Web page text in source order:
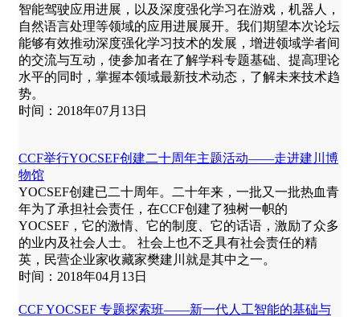
智能驾驶应用进展，以及深度强化学习在游戏，机器人，
自然语言处理等领域的应用进展展开。我们期望本次论坛
能够有效推动深度强化学习技术的发展，增进领域学者间
的交流与互动，使参加者在了解学科专题基础、提高理论
水平的同时，掌握本领域最新技术动态，了解未来技术趋
势。
时间：2018年07月13日
CCF举行YOCSEF创建二十周年主题活动——走进建川博
物馆
YOCSEF创建已二十周年。二十年来，一批又一批热血青
年为了承担社会责任，在CCF创建了独树一帜的
YOCSEF，它的激情、它的制度、它的话语，激励了众多
的业内及社会人士。 社会上也不乏具有社会责任的精
英，民营企业家收藏家樊建川就是其中之一。
时间：2018年04月13日
CCF YOCSEF 专题探索班——新一代人工智能的基础与